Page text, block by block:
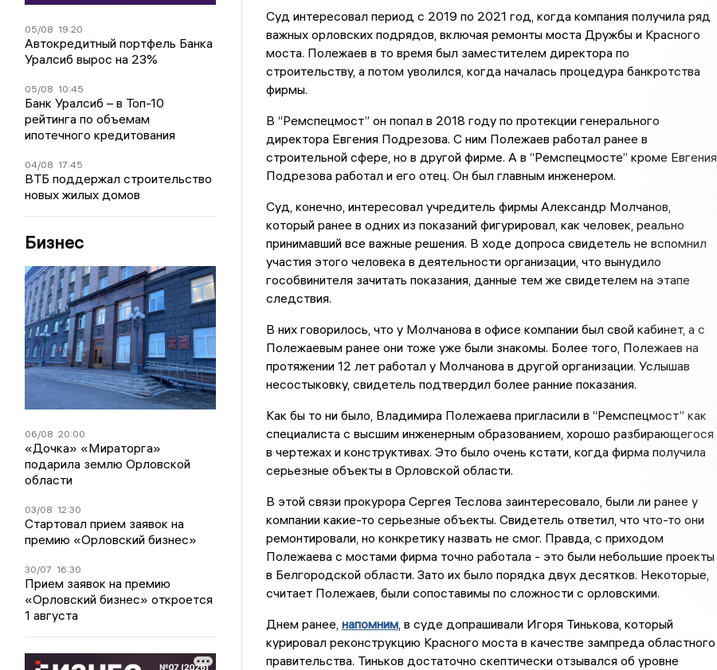
05/08 19:20
Автокредитный портфель Банка
Уралсиб вырос на 23%
05/08 10:45
Банк Уралсиб – в Топ-10
рейтинга по объемам
ипотечного кредитования
04/08 17:45
ВТБ поддержал строительство
новых жилых домов
Бизнес
06/08 20:00
«Дочка» «Мираторга»
подарила землю Орловской
области
03/08 12:30
Стартовал прием заявок на
премию «Орловский бизнес»
30/07 16:30
Прием заявок на премию
«Орловский бизнес» откроется
1 августа
Суд интересовал период с 2019 по 2021 год, когда компания получила ряд
важных орловских подрядов, включая ремонты моста Дружбы и Красного
моста. Полежаев в то время был заместителем директора по
строительству, а потом уволился, когда началась процедура банкротства
фирмы.
В “Ремспецмост” он попал в 2018 году по протекции генерального
директора Евгения Подрезова. С ним Полежаев работал ранее в
строительной сфере, но в другой фирме. А в “Ремспецмосте” кроме Евгения
Подрезова работал и его отец. Он был главным инженером.
Суд, конечно, интересовал учредитель фирмы Александр Молчанов,
который ранее в одних из показаний фигурировал, как человек, реально
принимавший все важные решения. В ходе допроса свидетель не вспомнил
участия этого человека в деятельности организации, что вынудило
гособвинителя зачитать показания, данные тем же свидетелем на этапе
следствия.
В них говорилось, что у Молчанова в офисе компании был свой кабинет, а с
Полежаевым ранее они тоже уже были знакомы. Более того, Полежаев на
протяжении 12 лет работал у Молчанова в другой организации. Услышав
несостыковку, свидетель подтвердил более ранние показания.
Как бы то ни было, Владимира Полежаева пригласили в “Ремспецмост” как
специалиста с высшим инженерным образованием, хорошо разбирающегося
в чертежах и конструктивах. Это было очень кстати, когда фирма получила
серьезные объекты в Орловской области.
В этой связи прокурора Сергея Теслова заинтересовало, были ли ранее у
компании какие-то серьезные объекты. Свидетель ответил, что что-то они
ремонтировали, но конкретику назвать не смог. Правда, с приходом
Полежаева с мостами фирма точно работала - это были небольшие проекты
в Белгородской области. Зато их было порядка двух десятков. Некоторые,
считает Полежаев, были сопоставимы по сложности с орловскими.
Днем ранее, напомним, в суде допрашивали Игоря Тинькова, который
курировал реконструкцию Красного моста в качестве зампреда областного
правительства. Тиньков достаточно скептически отзывался об уровне